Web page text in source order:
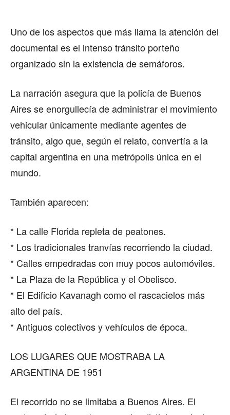
Uno de los aspectos que más llama la atención del
documental es el intenso tránsito porteño
organizado sin la existencia de semáforos.
La narración asegura que la policía de Buenos
Aires se enorgullecía de administrar el movimiento
vehicular únicamente mediante agentes de
tránsito, algo que, según el relato, convertía a la
capital argentina en una metrópolis única en el
mundo.
También aparecen:
* La calle Florida repleta de peatones.
* Los tradicionales tranvías recorriendo la ciudad.
* Calles empedradas con muy pocos automóviles.
* La Plaza de la República y el Obelisco.
* El Edificio Kavanagh como el rascacielos más
alto del país.
* Antiguos colectivos y vehículos de época.
LOS LUGARES QUE MOSTRABA LA
ARGENTINA DE 1951
El recorrido no se limitaba a Buenos Aires. El